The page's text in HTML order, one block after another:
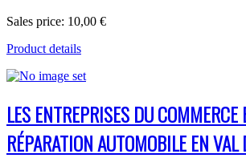
Sales price: 10,00 €
Product details
LES ENTREPRISES DU COMMERCE
RÉPARATION AUTOMOBILE EN VAL